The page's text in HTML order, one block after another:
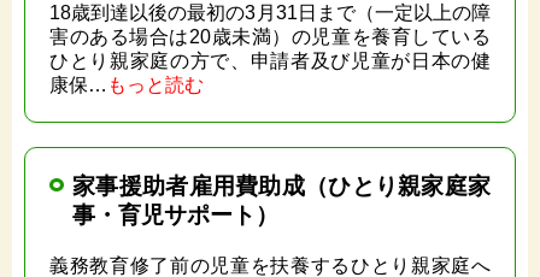
18歳到達以後の最初の3月31日まで（一定以上の障
害のある場合は20歳未満）の児童を養育している
ひとり親家庭の方で、申請者及び児童が日本の健
康保… もっと読む
家事援助者雇用費助成（ひとり親家庭家
事・育児サポート）
義務教育修了前の児童を扶養するひとり親家庭へ